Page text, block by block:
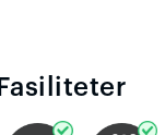
Fasiliteter